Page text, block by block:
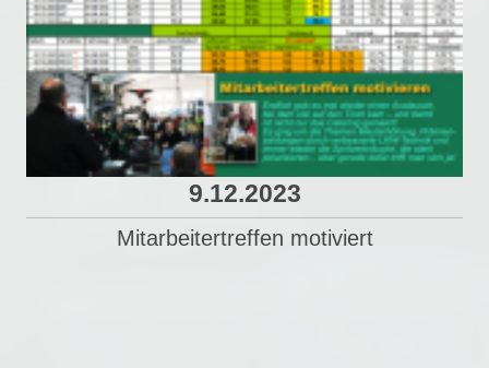
9.12.2023
Mitarbeitertreffen motiviert